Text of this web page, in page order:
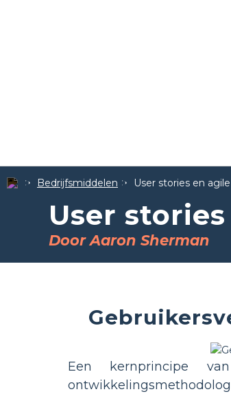
Bedrijfsmiddelen User stories en
User
Door Aaron Sherman
Een kernprincipe